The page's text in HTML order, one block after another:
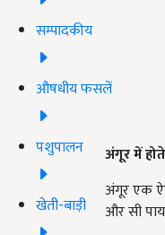
सम्पादकीय
औषधीय फसलें
पशुपालन
खेती-बाड़ी
अंगूर में
अंगूर एक
और सी